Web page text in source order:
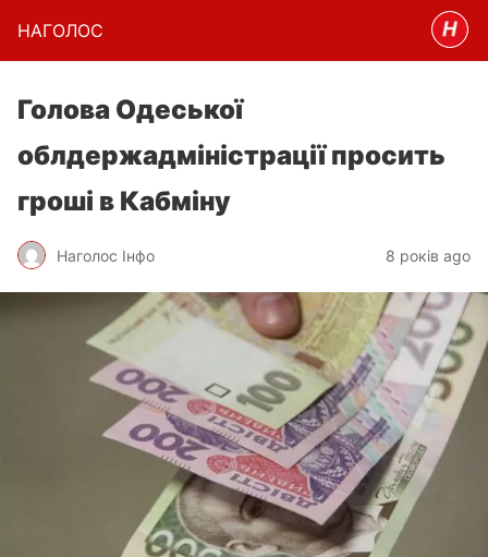
НАГОЛОC
Голова Одеської
облдержадміністрації просить
гроші в Кабміну
Наголос Інфо 8 років ago